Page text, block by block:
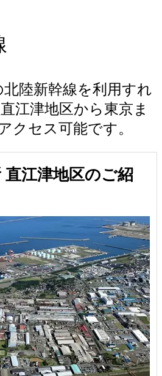
北陸新幹線を利用すれ
江津地区から東京ま
クセス可能です。
直江津地区のご紹